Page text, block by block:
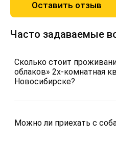
Оставить отзыв
Часто задаваемые
Сколько стоит
облаков» 2х-комнатная
Новосибирске?
Можно ли приехать с